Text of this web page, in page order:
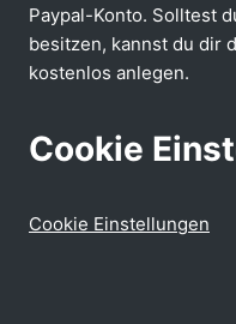
Paypal-Konto. Solltest
besitzen, kannst du dir
kostenlos anlegen.
Cookie
Cookie Einstellungen